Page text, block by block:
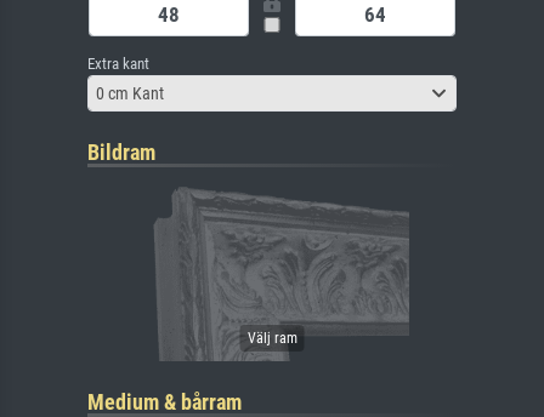
Extra kant
0 cm Kant
Bildram
Medium & bårram